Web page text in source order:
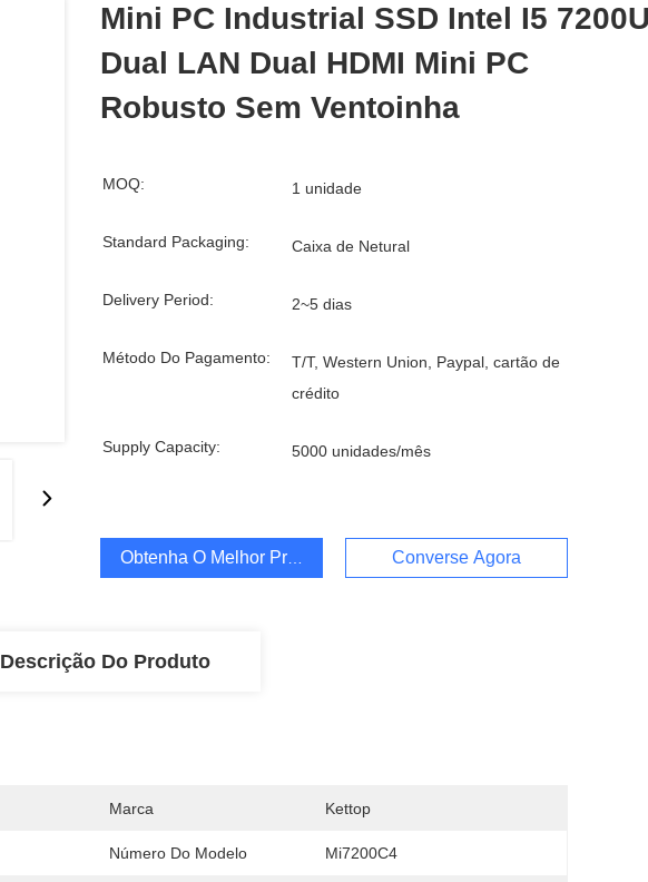
Mini PC Industrial SSD Intel I5
Dual LAN Dual HDMI Mini PC
Robusto Sem Ventoinha
MOQ: 1 unidade
Standard Packaging: Caixa de Netural
Delivery Period: 2~5 dias
Método Do Pagamento:
T/T, Western Union, Paypal, cartão de
crédito
Supply Capacity: 5000 unidades/mês
Obtenha O Melhor Preço Converse Agora
Descrição Do Produto
Marca Kettop
Número Do Modelo Mi7200C4